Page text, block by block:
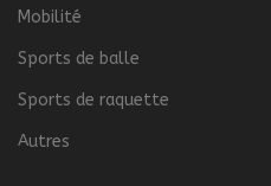
Mobilité
Sports de balle
Sports de raquette
Autres